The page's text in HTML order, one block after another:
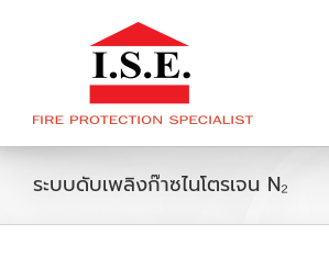
ระบบดับเพลิงก๊าซไนโตรเจน N₂